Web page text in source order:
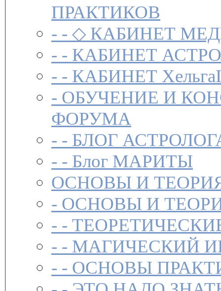
ПРАКТИКОВ
- - ◇ КАБИНЕТ
- - КАБИНЕТ
- - КАБИНЕТ ХельгаI
- ОБУЧЕНИЕ И
ФОРУМА
- - БЛОГ
- - Блог МАРИТЫ
ОСНОВЫ И
- ОСНОВЫ И
- -
- - МАГИЧЕСКИЙ
- - ОСНОВЫ